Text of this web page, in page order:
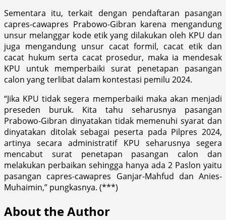
Sementara itu, terkait dengan pendaftaran pasangan
capres-cawapres Prabowo-Gibran karena mengandung
unsur melanggar kode etik yang dilakukan oleh KPU dan
juga mengandung unsur cacat formil, cacat etik dan
cacat hukum serta cacat prosedur, maka ia mendesak
KPU untuk memperbaiki surat penetapan pasangan
calon yang terlibat dalam kontestasi pemilu 2024.
“Jika KPU tidak segera memperbaiki maka akan menjadi
preseden buruk. Kita tahu seharusnya pasangan
Prabowo-Gibran dinyatakan tidak memenuhi syarat dan
dinyatakan ditolak sebagai peserta pada Pilpres 2024,
artinya secara administratif KPU seharusnya segera
mencabut surat penetapan pasangan calon dan
melakukan perbaikan sehingga hanya ada 2 Paslon yaitu
pasangan capres-cawapres Ganjar-Mahfud dan Anies-
Muhaimin,” pungkasnya. (***)
About the Author